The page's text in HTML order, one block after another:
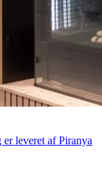
leveret af Piranya